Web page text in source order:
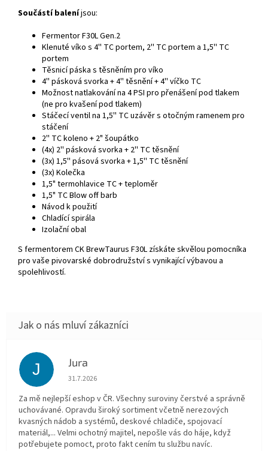
Součástí baleníjsou:
Fermentor F30L Gen.2
Klenuté víko s 4'' TC portem, 2'' TC portem a 1,5'' TC
portem
Těsnicí páska s těsněním pro víko
4'' pásková svorka + 4'' těsnění + 4'' víčko TC
Možnost natlakování na 4 PSI pro přenášení pod tlakem
(ne pro kvašení pod tlakem)
Stáčecí ventil na 1,5'' TC uzávěr s otočným ramenem pro
stáčení
2'' TC koleno + 2" šoupátko
(4x) 2'' pásková svorka + 2'' TC těsnění
(3x) 1,5'' pásová svorka + 1,5'' TC těsnění
(3x) Kolečka
1,5" termohlavice TC + teploměr
1,5" TC Blow off barb
Návod k použití
Chladící spirála
Izolační obal
S fermentorem CK BrewTaurus F30L získáte skvělou pomocníka
pro vaše pivovarské dobrodružství s vynikající výbavou a
spolehlivostí.
J Jura
Hodnocení obchodu je 5 z 5 hvězdiček.
31.7.2026
Za mě nejlepší eshop v ČR. Všechny suroviny čerstvé a správně
uchovávané. Opravdu široký sortiment včetně nerezových
kvasných nádob a systémů, deskové chladiče, spojovací
materiál,... Velmi ochotný majitel, nepošle vás do háje, když
potřebujete pomoct, proto fakt cením tu službu navíc.